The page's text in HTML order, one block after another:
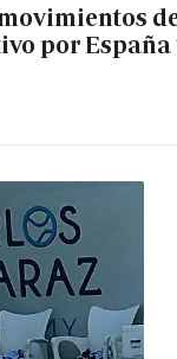
por España